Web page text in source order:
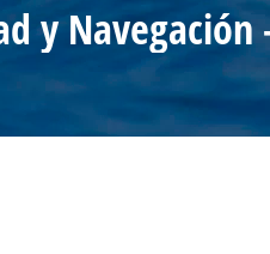
y Navegación